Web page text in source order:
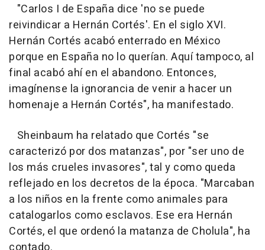
"Carlos I de España dice 'no se puede
reivindicar a Hernán Cortés'. En el siglo XVI.
Hernán Cortés acabó enterrado en México
porque en España no lo querían. Aquí tampoco, al
final acabó ahí en el abandono. Entonces,
imagínense la ignorancia de venir a hacer un
homenaje a Hernán Cortés", ha manifestado.
Sheinbaum ha relatado que Cortés "se
caracterizó por dos matanzas", por "ser uno de
los más crueles invasores", tal y como queda
reflejado en los decretos de la época. "Marcaban
a los niños en la frente como animales para
catalogarlos como esclavos. Ese era Hernán
Cortés, el que ordenó la matanza de Cholula", ha